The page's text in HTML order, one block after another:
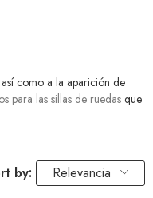
como a la aparición de
para las sillas de ruedas que
by: Relevancia